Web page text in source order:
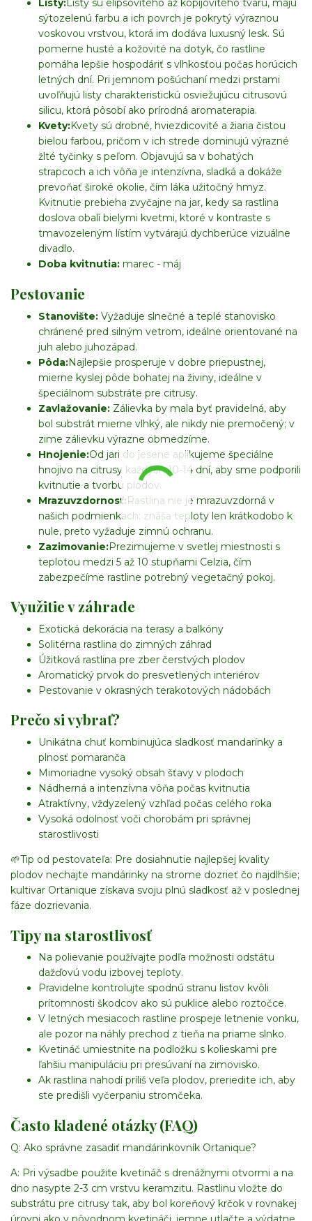
Listy:Listy sú elipsovitého až kopijovitého tvaru, majú
sýtozelenú farbu a ich povrch je pokrytý výraznou
voskovou vrstvou, ktorá im dodáva luxusný lesk. Sú
pomerne husté a kožovité na dotyk, čo rastline
pomáha lepšie hospodáriť s vlhkosťou počas horúcich
letných dní. Pri jemnom pošúchaní medzi prstami
uvoľňujú listy charakteristickú osviežujúcu citrusovú
silicu, ktorá pôsobí ako prírodná aromaterapia.
Kvety:Kvety sú drobné, hviezdicovité a žiaria čistou
bielou farbou, pričom v ich strede dominujú výrazné
žlté tyčinky s peľom. Objavujú sa v bohatých
strapcoch a ich vôňa je intenzívna, sladká a dokáže
prevoňať široké okolie, čím láka užitočný hmyz.
Kvitnutie prebieha zvyčajne na jar, kedy sa rastlina
doslova obalí bielymi kvetmi, ktoré v kontraste s
tmavozeleným lístím vytvárajú dychberúce vizuálne
divadlo.
Doba kvitnutia: marec - máj
Pestovanie
Stanovište: Vyžaduje slnečné a teplé stanovisko
chránené pred silným vetrom, ideálne orientované na
juh alebo juhozápad.
Pôda:Najlepšie prosperuje v dobre priepustnej,
mierne kyslej pôde bohatej na živiny, ideálne v
špeciálnom substráte pre citrusy.
Zavlažovanie: Zálievka by mala byť pravidelná, aby
bol substrát mierne vlhký, ale nikdy nie premočený; v
zime zálievku výrazne obmedzíme.
Hnojenie:Od jari do jesene aplikujeme špeciálne
hnojivo na citrusy každých 10-14 dní, aby sme podporili
kvitnutie a tvorbu plodov.
Mrazuvzdornosť:Rastlina nie je mrazuvzdorná v
našich podmienkach; znáša teploty len krátkodobo k
nule, preto vyžaduje zimnú ochranu.
Zazimovanie:Prezimujeme v svetlej miestnosti s
teplotou medzi 5 až 10 stupňami Celzia, čím
zabezpečíme rastline potrebný vegetačný pokoj.
Využitie v záhrade
Exotická dekorácia na terasy a balkóny
Solitérna rastlina do zimných záhrad
Úžitková rastlina pre zber čerstvých plodov
Aromatický prvok do presvetlených interiérov
Pestovanie v okrasných terakotových nádobách
Prečo si vybrať?
Unikátna chuť kombinujúca sladkosť mandarínky a
plnosť pomaranča
Mimoriadne vysoký obsah šťavy v plodoch
Nádherná a intenzívna vôňa počas kvitnutia
Atraktívny, vždyzelený vzhľad počas celého roka
Vysoká odolnosť voči chorobám pri správnej
starostlivosti
🌱Tip od pestovateľa: Pre dosiahnutie najlepšej kvality
plodov nechajte mandárinky na strome dozrieť čo najdlhšie;
kultivar Ortanique získava svoju plnú sladkosť až v poslednej
fáze dozrievania.
Tipy na starostlivosť
Na polievanie používajte podľa možnosti odstátu
dažďovú vodu izbovej teploty.
Pravidelne kontrolujte spodnú stranu listov kvôli
prítomnosti škodcov ako sú puklice alebo roztočce.
V letných mesiacoch rastline prospeje letnenie vonku,
ale pozor na náhly prechod z tieňa na priame slnko.
Kvetináč umiestnite na podložku s kolieskami pre
ľahšiu manipuláciu pri presúvaní na zimovisko.
Ak rastlina nahodí príliš veľa plodov, preriedite ich, aby
ste predišli vyčerpaniu stromčeka.
Často kladené otázky (FAQ)
Q: Ako správne zasadiť mandárinkovník Ortanique?
A: Pri výsadbe použite kvetináč s drenážnymi otvormi a na
dno nasypte 2-3 cm vrstvu keramzitu. Rastlinu vložte do
substrátu pre citrusy tak, aby bol koreňový krčok v rovnakej